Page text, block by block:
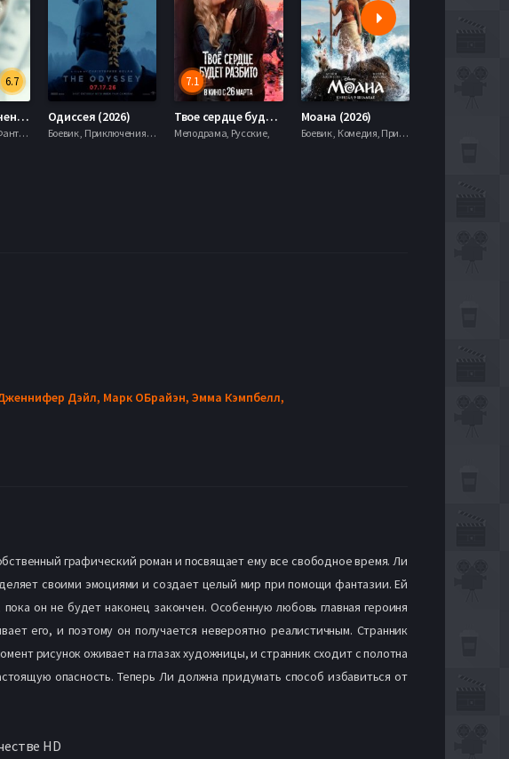
6.7
День разоблачения (2026)
Драма, Триллер, Фантастика,
Одиссея (2026)
Боевик , Приключения, Фэнтези,
7.1
Твое сердце будет разбито (2026)
Мелодрама, Русские,
Моана (2026)
Боевик , Комедия, Приключения, Семейный, Фэнтези,
Дэйл, Марк ОБрайэн, Эмма Кэмпбелл,
графический роман и посвящает ему все свободное время. Ли
своими эмоциями и создает целый мир при помощи фантазии. Ей
он не будет наконец закончен. Особенную любовь главная героиня
его, и поэтому он получается невероятно реалистичным. Странник
рисунок оживает на глазах художницы, и странник сходит с полотна
опасность. Теперь Ли должна придумать способ избавиться от
HD